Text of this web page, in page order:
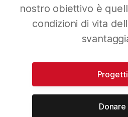
nostro obiettivo è
condizioni di vita
Progetti
Donare